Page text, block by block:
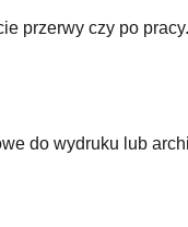
przerwy czy po pracy.
do wydruku lub